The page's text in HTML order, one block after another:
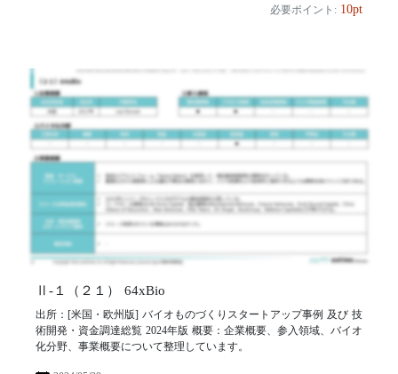
必要ポイント: 10pt
Ⅱ-１（２１） 64xBio
出所：[米国・欧州版] バイオものづくりスタートアップ事例 及び 技
術開発・資金調達総覧 2024年版 概要：企業概要、参入領域、バイオ
化分野、事業概要について整理しています。